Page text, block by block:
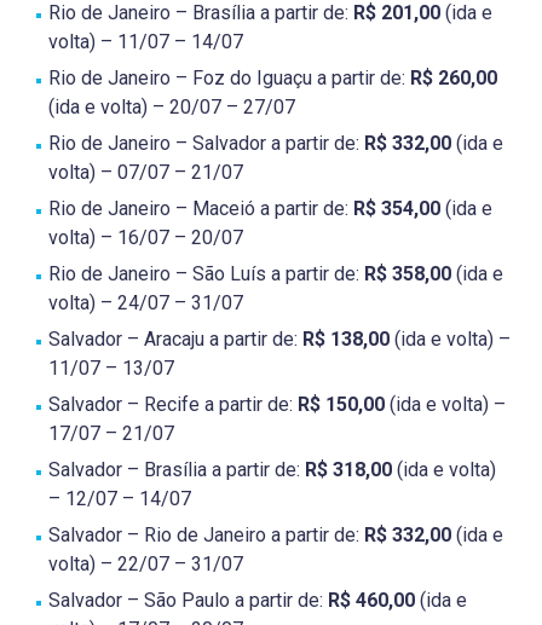
Rio de Janeiro – Brasília a partir de: R$ 201,00 (ida e
volta) – 11/07 – 14/07
Rio de Janeiro – Foz do Iguaçu a partir de: R$ 260,00
(ida e volta) – 20/07 – 27/07
Rio de Janeiro – Salvador a partir de: R$ 332,00 (ida e
volta) – 07/07 – 21/07
Rio de Janeiro – Maceió a partir de: R$ 354,00 (ida e
volta) – 16/07 – 20/07
Rio de Janeiro – São Luís a partir de: R$ 358,00 (ida e
volta) – 24/07 – 31/07
Salvador – Aracaju a partir de: R$ 138,00 (ida e volta) –
11/07 – 13/07
Salvador – Recife a partir de: R$ 150,00 (ida e volta) –
17/07 – 21/07
Salvador – Brasília a partir de: R$ 318,00 (ida e volta)
– 12/07 – 14/07
Salvador – Rio de Janeiro a partir de: R$ 332,00 (ida e
volta) – 22/07 – 31/07
Salvador – São Paulo a partir de: R$ 460,00 (ida e